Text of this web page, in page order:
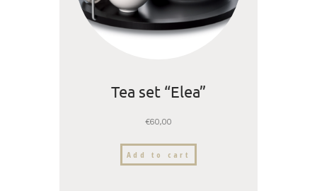
Tea set “Elea”
€60,00
Add to cart